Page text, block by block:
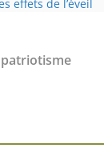
effets de l’éveil
2) : voie de
effets de l’éveil